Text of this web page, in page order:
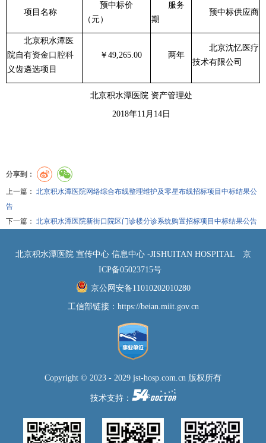
项目名称
预中标价
（元）
服务
期
预中标供应商
北京积水潭医
院自有资金 口腔科
义齿遴选项目
￥49,265.00 两年
北京沈忆医疗
技术有限公司
北京积水潭医院 资产管理处
2018年11月14日
分享到：
上一篇： 北京积水潭医院网络综合布线整理维护及零星布线招标项目中标结果公
告
下一篇： 北京积水潭医院新街口院区门诊楼分诊系统购置招标项目中标结果公告
北京积水潭医院 宣传中心 信息中心 -JISHUITAN HOSPITAL
京
ICP备05023715号
京公网安备11010202010280
工信部链接： https://beian.miit.gov.cn
Copyright © 2023 - 2029 jst-hosp.com.cn 版权所有
技术支持：